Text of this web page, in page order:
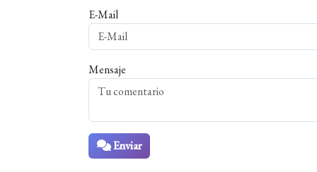
E-Mail
Mensaje
Enviar